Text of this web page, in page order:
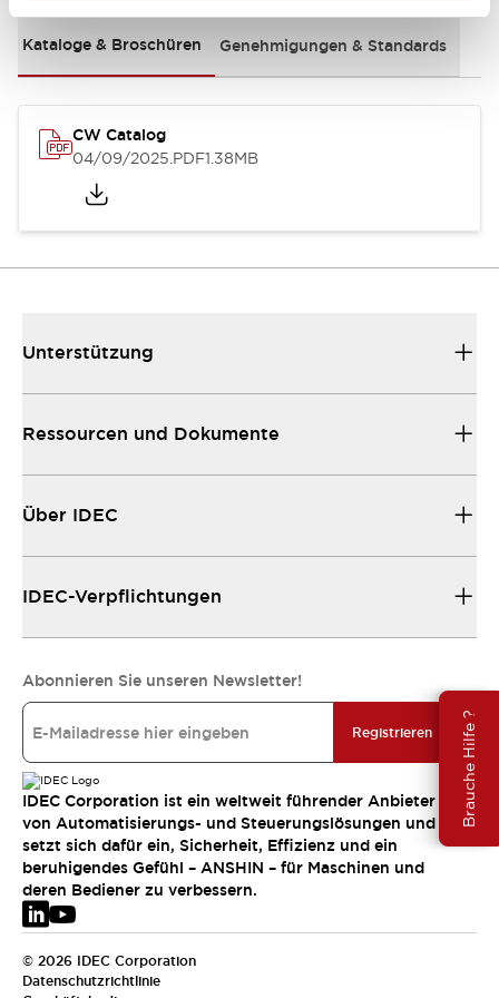
Brauche Hilfe ?
Kataloge & Broschüren Genehmigungen & Standards
CW Catalog
04/09/2025.PDF1.38MB
Unterstützung
Ressourcen und Dokumente
Über IDEC
IDEC-Verpflichtungen
Abonnieren Sie unseren Newsletter!
Registrieren
IDEC Corporation ist ein weltweit führender Anbieter
von Automatisierungs- und Steuerungslösungen und
setzt sich dafür ein, Sicherheit, Effizienz und ein
beruhigendes Gefühl – ANSHIN – für Maschinen und
deren Bediener zu verbessern.
© 2026 IDEC Corporation
Datenschutzrichtlinie